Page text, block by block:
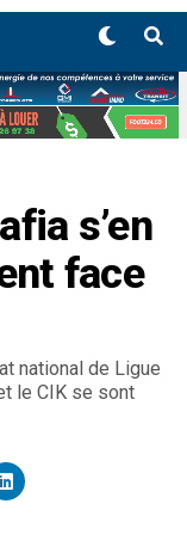
s’en
face
national de Ligue
le CIK se sont